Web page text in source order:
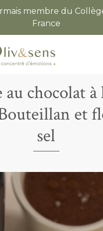
membre du
France
au chocolat à
et
sel